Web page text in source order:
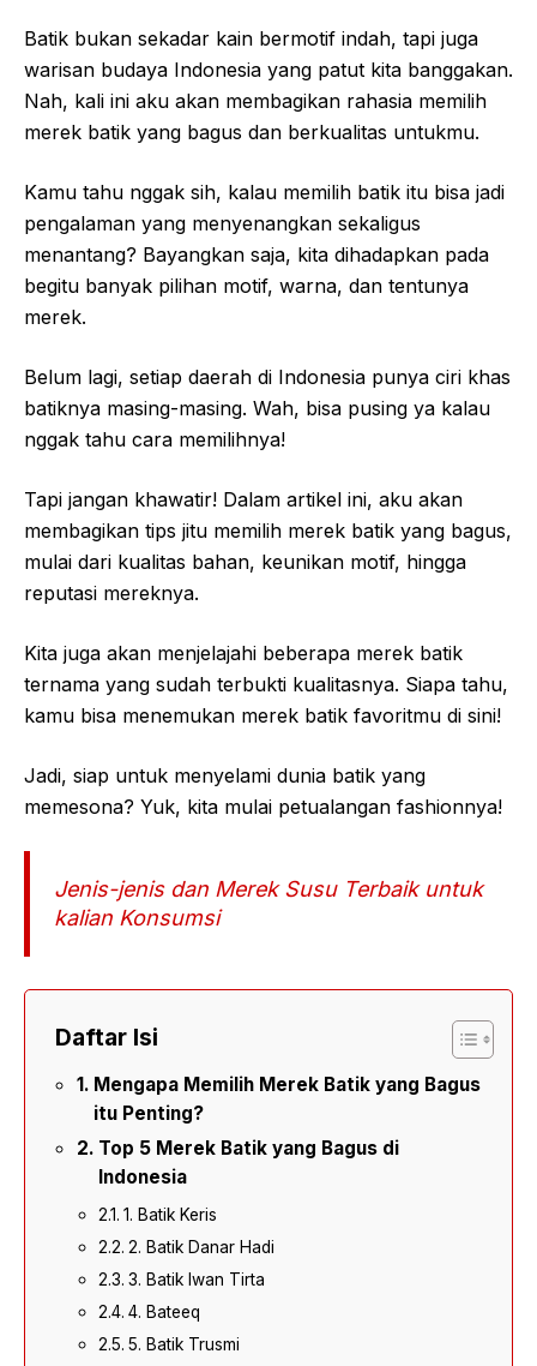
Batik bukan sekadar kain bermotif indah, tapi juga
warisan budaya Indonesia yang patut kita banggakan.
Nah, kali ini aku akan membagikan rahasia memilih
merek batik yang bagus dan berkualitas untukmu.
Kamu tahu nggak sih, kalau memilih batik itu bisa jadi
pengalaman yang menyenangkan sekaligus
menantang? Bayangkan saja, kita dihadapkan pada
begitu banyak pilihan motif, warna, dan tentunya
merek.
Belum lagi, setiap daerah di Indonesia punya ciri khas
batiknya masing-masing. Wah, bisa pusing ya kalau
nggak tahu cara memilihnya!
Tapi jangan khawatir! Dalam artikel ini, aku akan
membagikan tips jitu memilih merek batik yang bagus,
mulai dari kualitas bahan, keunikan motif, hingga
reputasi mereknya.
Kita juga akan menjelajahi beberapa merek batik
ternama yang sudah terbukti kualitasnya. Siapa tahu,
kamu bisa menemukan merek batik favoritmu di sini!
Jadi, siap untuk menyelami dunia batik yang
memesona? Yuk, kita mulai petualangan fashionnya!
Jenis-jenis dan Merek Susu Terbaik untuk
kalian Konsumsi
Daftar Isi
Mengapa Memilih Merek Batik yang Bagus
itu Penting?
Top 5 Merek Batik yang Bagus di
Indonesia
1. Batik Keris
2. Batik Danar Hadi
3. Batik Iwan Tirta
4. Bateeq
5. Batik Trusmi